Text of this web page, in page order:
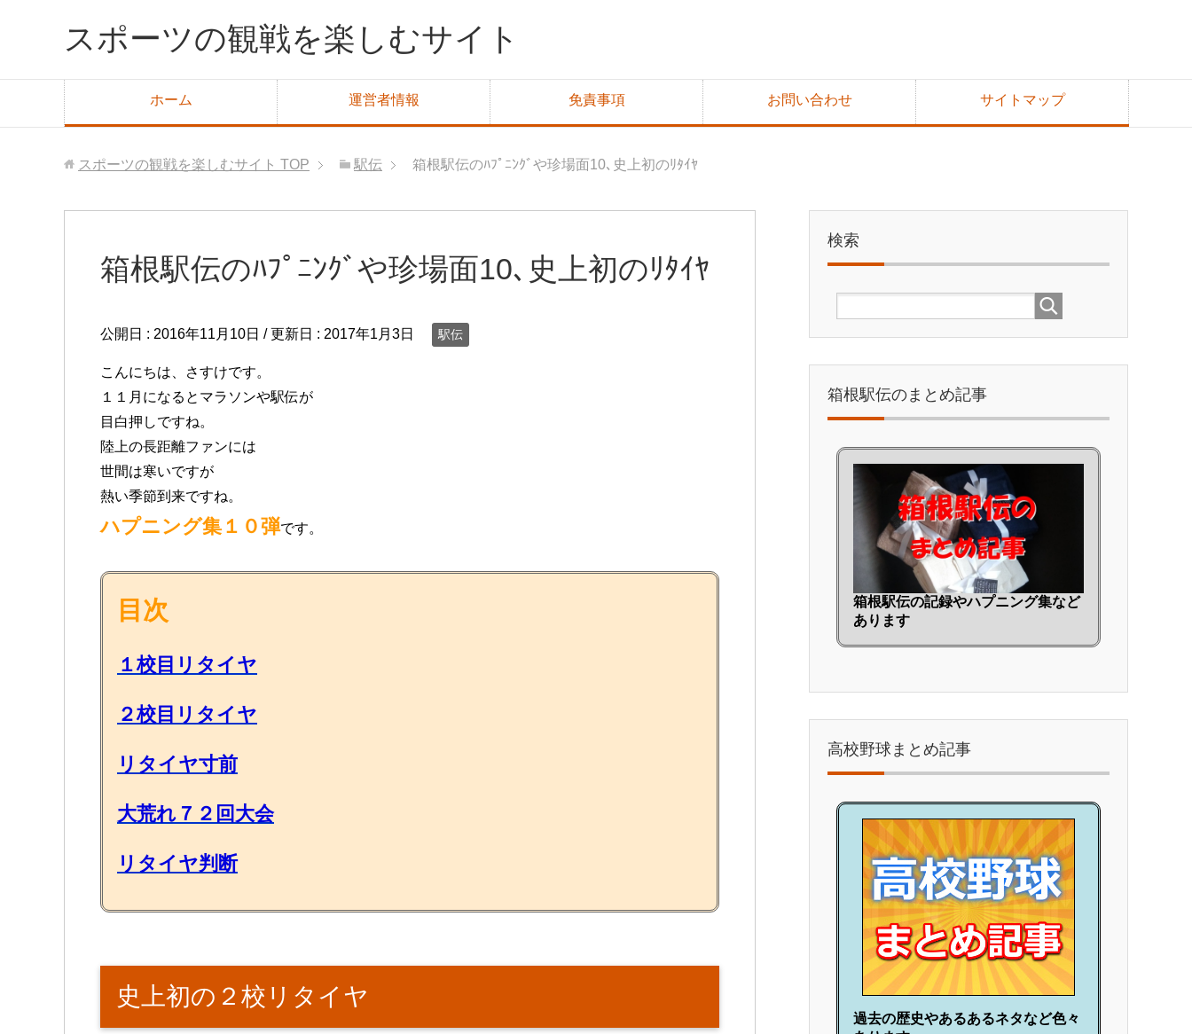
スポーツの観戦を楽しむサイト
ホーム 運営者情報 免責事項 お問い合わせ サイトマップ
スポーツの観戦を楽しむサイト TOP 駅伝 箱根駅伝のﾊﾌﾟﾆﾝｸﾞや珍場面10､史上初のﾘﾀｲﾔ
箱根駅伝のﾊﾌﾟﾆﾝｸﾞや珍場面10､史上初のﾘﾀｲﾔ
公開日 : 2016年11月10日 / 更新日 : 2017年1月3日 駅伝
こんにちは、さすけです。
１１月になるとマラソンや駅伝が
目白押しですね。
陸上の長距離ファンには
世間は寒いですが
熱い季節到来ですね。
ハプニング集１０弾です。
目次
１校目リタイヤ
２校目リタイヤ
リタイヤ寸前
大荒れ７２回大会
リタイヤ判断
史上初の２校リタイヤ
検索
箱根駅伝のまとめ記事
箱根駅伝の記録やハプニング集など
あります
高校野球まとめ記事
過去の歴史やあるあるネタなど色々